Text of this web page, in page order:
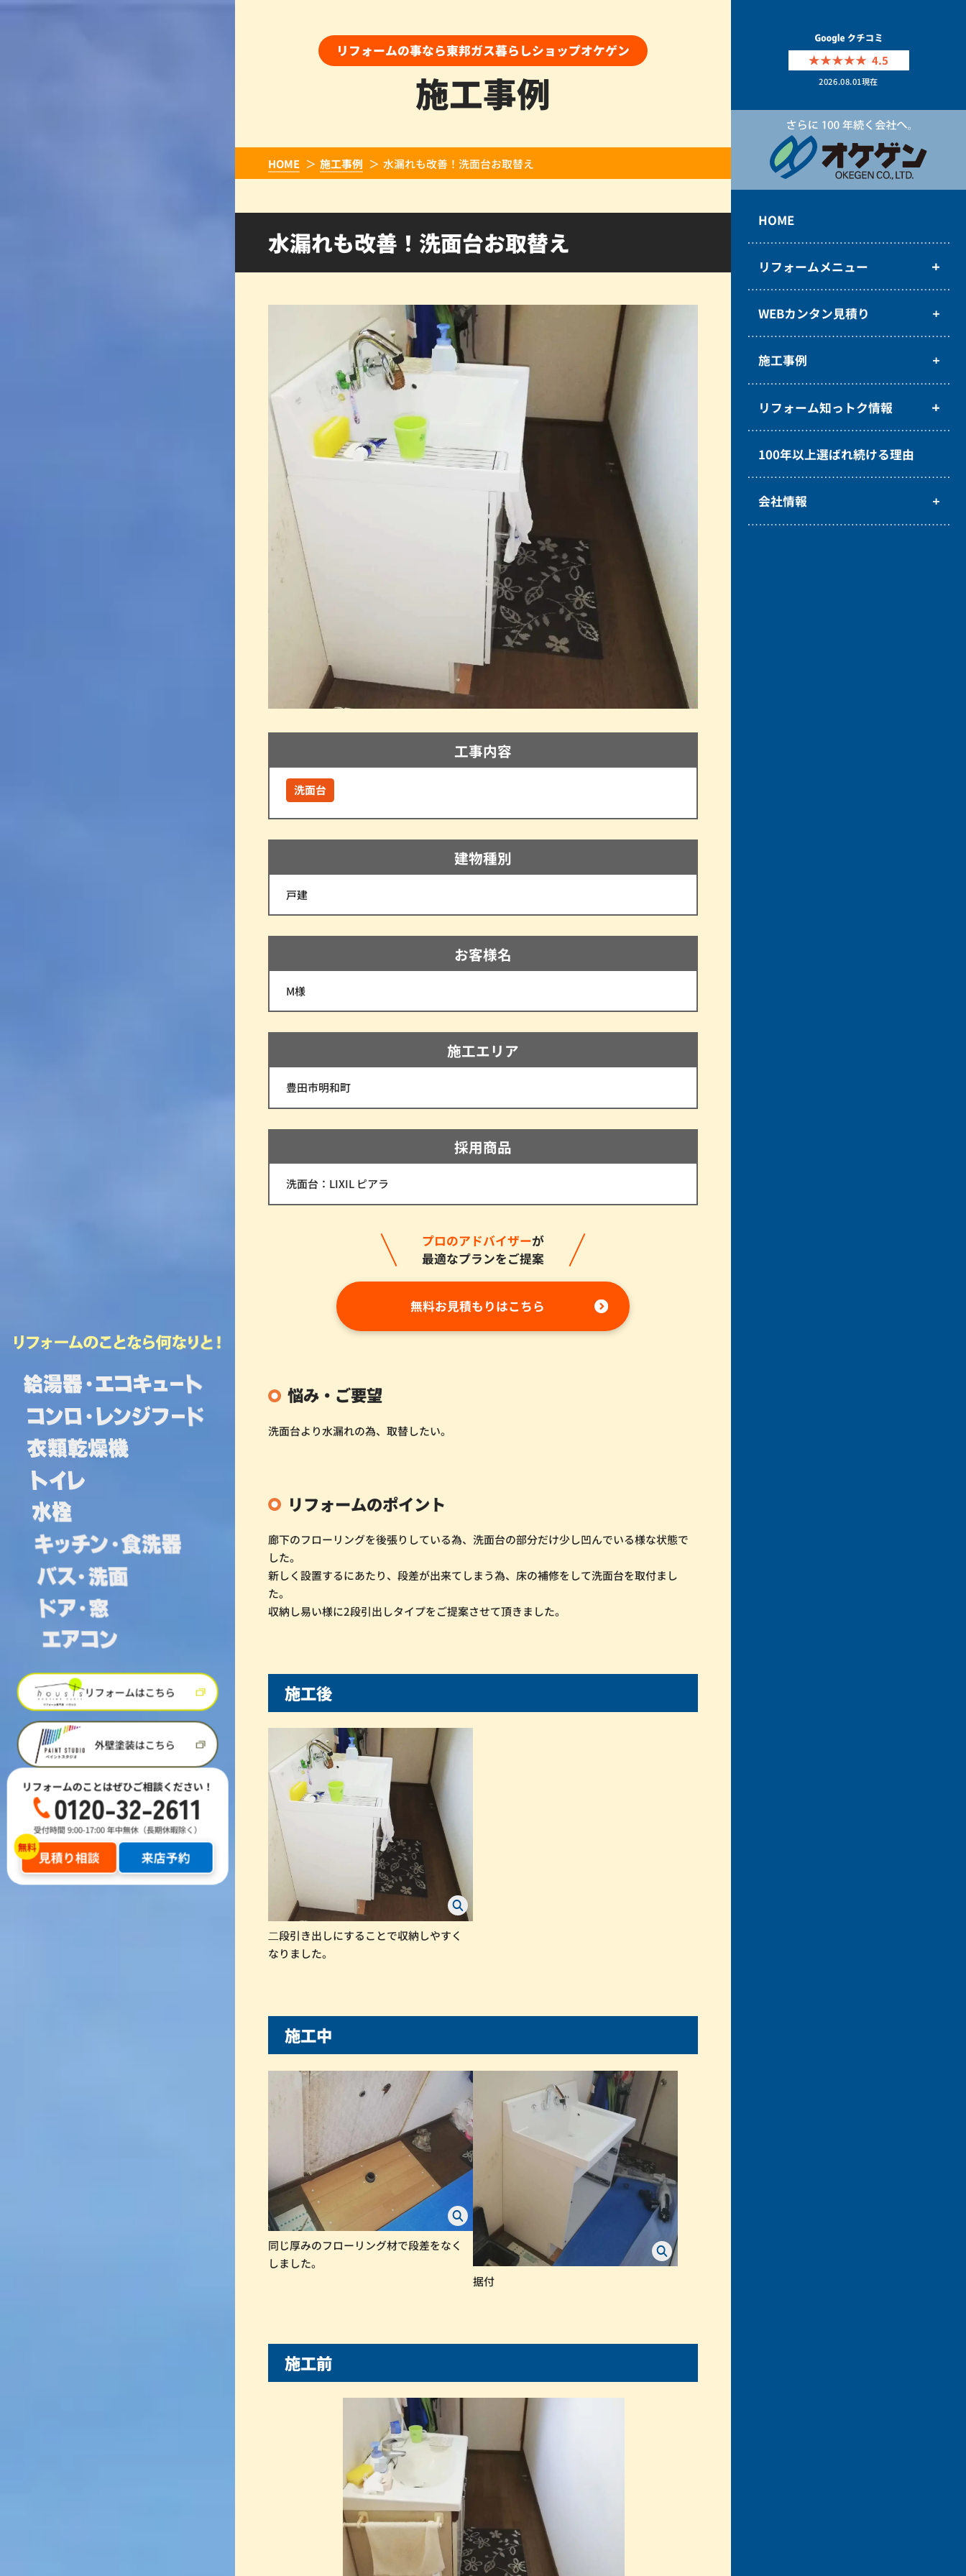
リフォームはこちら
外壁塗装はこちら
リフォームのことはぜひご相談ください！
0120-32-2611
受付時間 9:00-17:00 年中無休（長期休暇除く）
見積り相談 来店予約
4.5
2026.08.01現在
HOME
リフォームメニュー
WEBカンタン見積り
施工事例
リフォーム知っトク情報
100年以上選ばれ続ける理由
会社情報
リフォームの事なら東邦ガス暮らしショップオケゲン
施工事例
HOME 施工事例 水漏れも改善！洗面台お取替え
水漏れも改善！洗面台お取替え
工事内容
洗面台
建物種別
戸建
お客様名
M様
施工エリア
豊田市明和町
採用商品
洗面台：LIXIL ピアラ
プロのアドバイザーが
最適なプランをご提案
無料お見積もりはこちら
悩み・ご要望
洗面台より水漏れの為、取替したい。
リフォームのポイント
廊下のフローリングを後張りしている為、洗面台の部分だけ少し凹んでいる様な状態で
した。
新しく設置するにあたり、段差が出来てしまう為、床の補修をして洗面台を取付まし
た。
収納し易い様に2段引出しタイプをご提案させて頂きました。
施工後
⼆段引き出しにすることで収納しやすく
なりました。
施工中
同じ厚みのフローリング材で段差をなく
しました。
据付
施工前